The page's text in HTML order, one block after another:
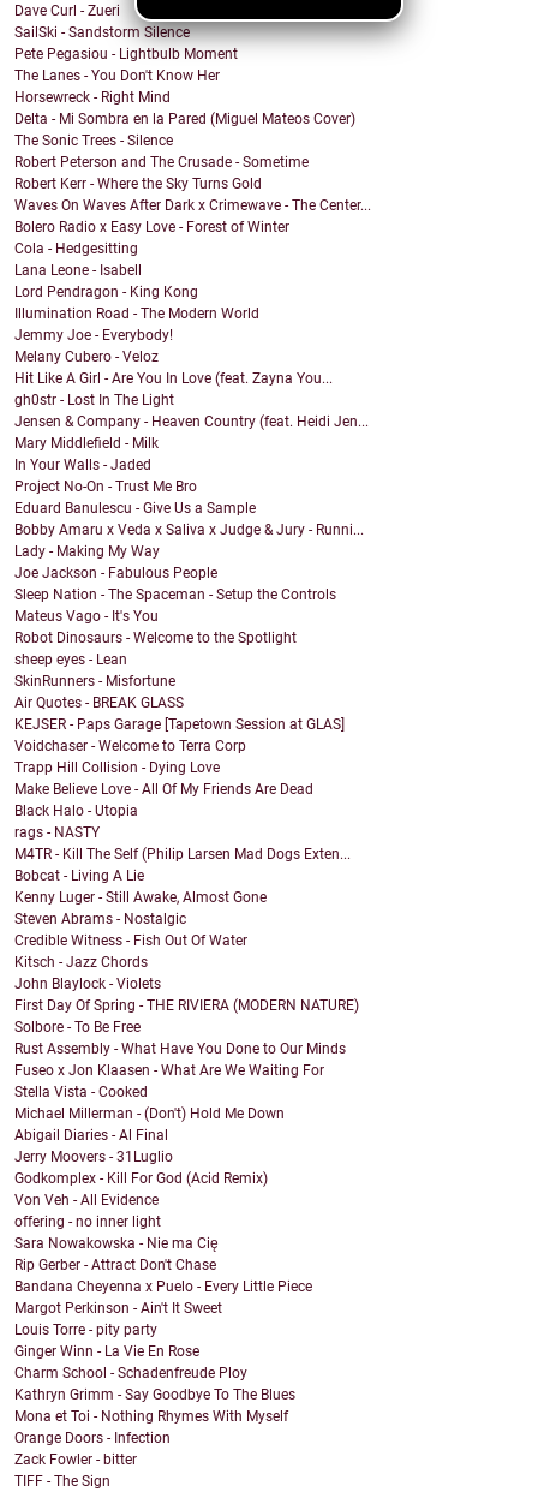
Dave Curl - Zueri
SailSki - Sandstorm Silence
Pete Pegasiou - Lightbulb Moment
The Lanes - You Don't Know Her
Horsewreck - Right Mind
Delta - Mi Sombra en la Pared (Miguel Mateos Cover)
The Sonic Trees - Silence
Robert Peterson and The Crusade - Sometime
Robert Kerr - Where the Sky Turns Gold
Waves On Waves After Dark x Crimewave - The Center...
Bolero Radio x Easy Love - Forest of Winter
Cola - Hedgesitting
Lana Leone - Isabell
Lord Pendragon - King Kong
Illumination Road - The Modern World
Jemmy Joe - Everybody!
Melany Cubero - Veloz
Hit Like A Girl - Are You In Love (feat. Zayna You...
gh0str - Lost In The Light
Jensen & Company - Heaven Country (feat. Heidi Jen...
Mary Middlefield - Milk
In Your Walls - Jaded
Project No-On - Trust Me Bro
Eduard Banulescu - Give Us a Sample
Bobby Amaru x Veda x Saliva x Judge & Jury - Runni...
Lady - Making My Way
Joe Jackson - Fabulous People
Sleep Nation - The Spaceman - Setup the Controls
Mateus Vago - It's You
Robot Dinosaurs - Welcome to the Spotlight
sheep eyes - Lean
SkinRunners - Misfortune
Air Quotes - BREAK GLASS
KEJSER - Paps Garage [Tapetown Session at GLAS]
Voidchaser - Welcome to Terra Corp
Trapp Hill Collision - Dying Love
Make Believe Love - All Of My Friends Are Dead
Black Halo - Utopia
rags - NASTY
M4TR - Kill The Self (Philip Larsen Mad Dogs Exten...
Bobcat - Living A Lie
Kenny Luger - Still Awake, Almost Gone
Steven Abrams - Nostalgic
Credible Witness - Fish Out Of Water
Kitsch - Jazz Chords
John Blaylock - Violets
First Day Of Spring - THE RIVIERA (MODERN NATURE)
Solbore - To Be Free
Rust Assembly - What Have You Done to Our Minds
Fuseo x Jon Klaasen - What Are We Waiting For
Stella Vista - Cooked
Michael Millerman - (Don't) Hold Me Down
Abigail Diaries - Al Final
Jerry Moovers - 31Luglio
Godkomplex - Kill For God (Acid Remix)
Von Veh - All Evidence
offering - no inner light
Sara Nowakowska - Nie ma Cię
Rip Gerber - Attract Don't Chase
Bandana Cheyenna x Puelo - Every Little Piece
Margot Perkinson - Ain't It Sweet
Louis Torre - pity party
Ginger Winn - La Vie En Rose
Charm School - Schadenfreude Ploy
Kathryn Grimm - Say Goodbye To The Blues
Mona et Toi - Nothing Rhymes With Myself
Orange Doors - Infection
Zack Fowler - bitter
TIFF - The Sign